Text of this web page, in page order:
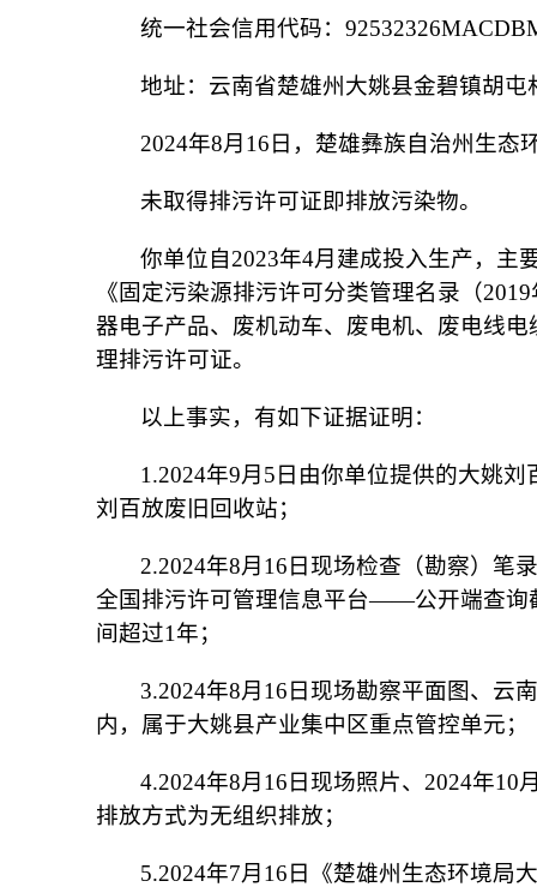
统一社会信用代码：
地址：云南省楚雄州大姚县金碧镇胡屯
2024年8月16日，楚雄彝族自治州生
未取得排污许可证即排放污染物。
你单位自2023年4月建成投入生产，主
《固定污染源排污许可分类管理名录（
器电子产品、废机动车、废电机、废电线
理排污许可证。
以上事实，有如下证据证明：
1.2024年9月5日由你单位提供的大姚
刘百放废旧回收站；
2.2024年8月16日现场检查（勘察）笔
全国排污许可管理信息平台——公开端查询
间超过1年；
3.2024年8月16日现场勘察平面图、云
内，属于大姚县产业集中区重点管控单元；
4.2024年8月16日现场照片、2024年
排放方式为无组织排放；
5.2024年7月16日《楚雄州生态环境局